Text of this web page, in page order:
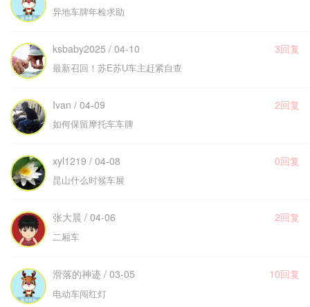
异地车牌年检求助
ksbaby2025 / 04-10 3回复
最新召回！苏E苏U车主赶紧自查
Ivan / 04-09 2回复
如何保留摩托车车牌
xyl1219 / 04-08 0回复
昆山什么时候车展
张大晨 / 04-06 2回复
二厢车
滑落的神迹 / 03-05 10回复
电动车闯红灯